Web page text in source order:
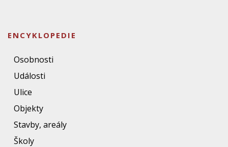
ENCYKLOPEDIE
Osobnosti
Události
Ulice
Objekty
Stavby, areály
Školy